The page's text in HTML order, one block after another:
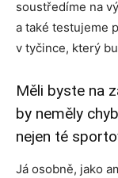
soustředíme na
a také testujeme
v tyčince, který
Měli byste na
by neměly
nejen té
Já osobně, jako